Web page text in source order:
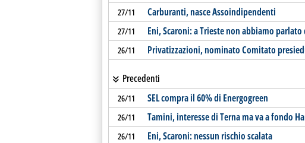
27/11 Carburanti, nasce Assoindipendenti
27/11 Eni, Scaroni: a Trieste non abbiamo parlato
26/11 Privatizzazioni, nominato Comitato
Precedenti
26/11 SEL compra il 60% di Energogreen
26/11 Tamini, interesse di Terna ma va a fondo
26/11 Eni, Scaroni: nessun rischio scalata